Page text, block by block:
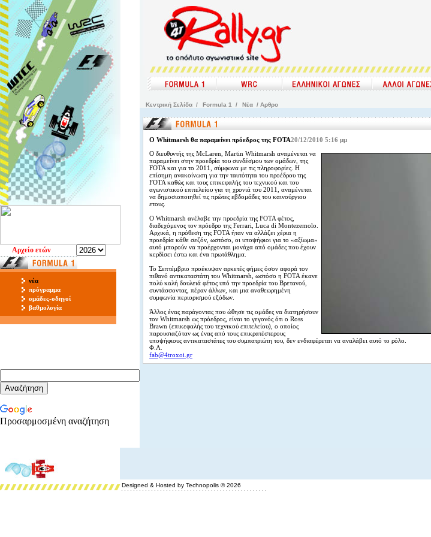
Aρχείο ετών
νέα
πρόγραμμα
ομάδες-οδηγοί
βαθμολογία
Προσαρμοσμένη αναζήτηση
Kεντρική Σελίδα / Formula 1 / Νέα / Αρθρο
Ο Whitmarsh θα παραμείνει πρόεδρος της FOTA20/12/2010 5:16 μμ
O διευθυντής της McLaren, Martin Whitmarsh αναμένεται να
παραμείνει στην προεδρία του συνδέσμου των ομάδων, της
FOTA και για το 2011, σύμφωνα με τις πληροφορίες. Η
επίσημη ανακοίνωση για την ταυτότητα του προέδρου της
FOTA καθώς και τους επικεφαλής του τεχνικού και του
αγωνιστικού επιτελείου για τη χρονιά του 2011, αναμένεται
να δημοσιοποιηθεί τις πρώτες εβδομάδες του καινούργιου
ετους.
Ο Whitmarsh ανέλαβε την προεδρία της FOTA φέτος,
διαδεχόμενος τον πρόεδρο της Ferrari, Luca di Montezemolo.
Aρχικά, η πρόθεση της FOTA ήταν να αλλάζει χέρια η
προεδρία κάθε σεζόν, ωστόσο, οι υποψήφιοι για το «αξίωμα»
αυτό μπορούν να προέρχονται μονάχα από ομάδες που έχουν
κερδίσει έστω και ένα πρωτάθλημα.
Το Σεπτέμβριο προέκυψαν αρκετές φήμες όσον αφορά τον
πιθανό αντικαταστάτη του Whitmarsh, ωστόσο η FOTA έκανε
πολύ καλή δουλειά φέτος υπό την προεδρία του Βρετανού,
συντάσσοντας, πέραν άλλων, και μια αναθεωρημένη
συμφωνία περιορισμού εξόδων.
Άλλος ένας παράγοντας που ώθησε τις ομάδες να διατηρήσουν
τον Whitmarsh ως πρόεδρος, είναι το γεγονός ότι ο Ross
Brawn (επικεφαλής του τεχνικού επιτελείου), ο οποίος
παρουσιαζόταν ως ένας από τους επικρατέστερους
υποψήφιους αντικαταστάτες του συμπατριώτη του, δεν ενδιαφέρεται να αναλάβει αυτό το ρόλο.
Φ.Λ.
fab@4troxoi.gr
Designed & Hosted by Technopolis © 2026